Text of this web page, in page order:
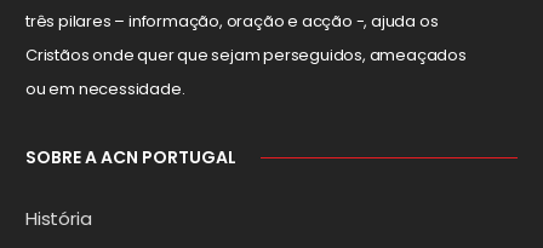
três pilares – informação, oração e acção -, ajuda os
Cristãos onde quer que sejam perseguidos, ameaçados
ou em necessidade.
SOBRE A ACN PORTUGAL
História